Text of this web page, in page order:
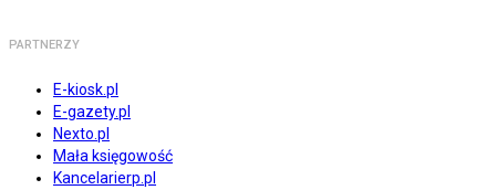
PARTNERZY
E-kiosk.pl
E-gazety.pl
Nexto.pl
Mała księgowość
Kancelarierp.pl